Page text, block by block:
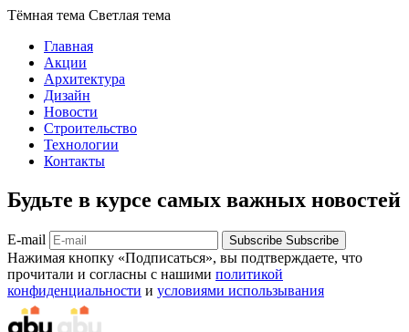
Тёмная тема Светлая тема
Главная
Акции
Архитектура
Дизайн
Новости
Строительство
Технологии
Контакты
Будьте в курсе самых важных новостей
E-mail Subscribe Subscribe
Нажимая кнопку «Подписаться», вы подтверждаете, что
прочитали и согласны с нашими политикой
конфиденциальности и условиями использывания